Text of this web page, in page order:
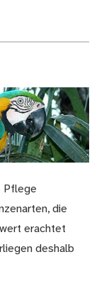
Pflege
die
erachtet
deshalb